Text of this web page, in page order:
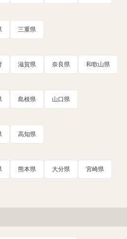
三重県
滋賀県 奈良県 和歌山県
島根県 山口県
高知県
熊本県 大分県 宮崎県